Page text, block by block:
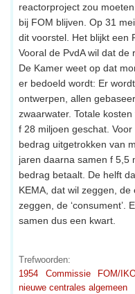
reactorproject zou
bij FOM blijven. Op 31
dit voorstel. Het blijkt een
Vooral de PvdA wil dat de
De Kamer weet op dat
er bedoeld wordt: Er
ontwerpen, allen
zwaarwater. Totale
f 28 miljoen geschat.
bedrag uitgetrokken van
jaren daarna samen f 5,5
bedrag betaalt. De helft
KEMA, dat wil zeggen,
zeggen, de ‘consument’.
samen dus een kwart.
Trefwoorden:
1954
Commissie FOM/
nieuwe centrales algemeen